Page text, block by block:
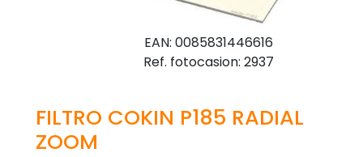
EAN: 0085831446616
Ref. fotocasion: 2937
FILTRO COKIN P185 RADIAL
ZOOM